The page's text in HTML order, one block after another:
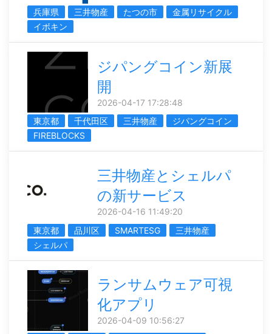
兵庫県
三井物産 たつの市
金属リサイクル
イボキン
ジパングコイン新展
開
2026-04-17 17:28:48
東京都
千代田区 三井物産
ジパングコイン
FIREBLOCKS
三井物産とシェルパ
の新サービス
2026-04-16 11:49:20
東京都
品川区 SMARTESG
三井物産
シェルパ
ランサムウェア可視
化アプリ
2026-04-09 10:56:27